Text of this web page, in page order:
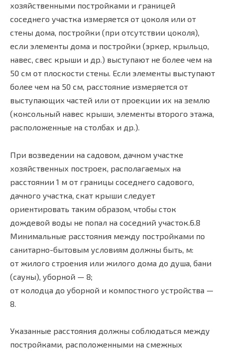
хозяйственными постройками и границей
соседнего участка измеряется от цоколя или от
стены дома, постройки (при отсутствии цоколя),
если элементы дома и постройки (эркер, крыльцо,
навес, свес крыши и др.) выступают не более чем на
50 см от плоскости стены. Если элементы выступают
более чем на 50 см, расстояние измеряется от
выступающих частей или от проекции их на землю
(консольный навес крыши, элементы второго этажа,
расположенные на столбах и др.).
При возведении на садовом, дачном участке
хозяйственных построек, располагаемых на
расстоянии 1 м от границы соседнего садового,
дачного участка, скат крыши следует
ориентировать таким образом, чтобы сток
дождевой воды не попал на соседний участок.6.8
Минимальные расстояния между постройками по
санитарно-бытовым условиям должны быть, м:
от жилого строения или жилого дома до душа, бани
(сауны), уборной — 8;
от колодца до уборной и компостного устройства —
8.
Указанные расстояния должны соблюдаться между
постройками, расположенными на смежных